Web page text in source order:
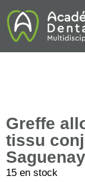
Greffe
tissu
15 en stock